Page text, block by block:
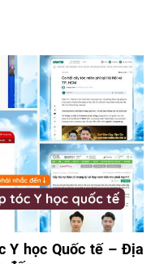
Y học Quốc tế – Địa